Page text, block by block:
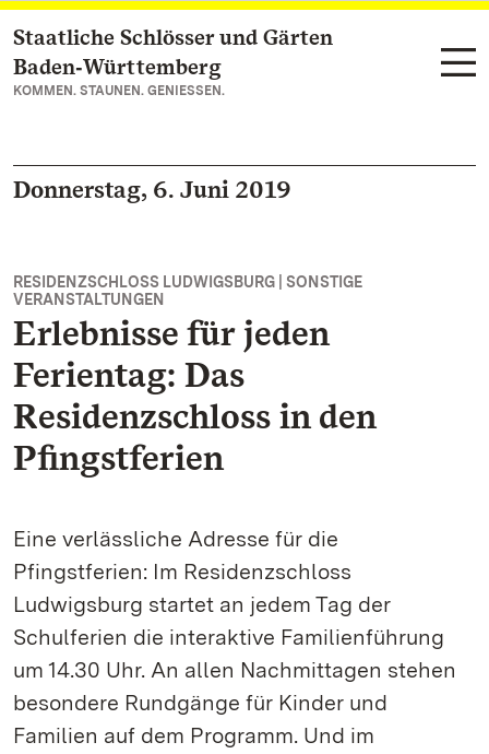
Zum Hauptinhalt springen
Staatliche Schlösser und Gärten
Baden‑Württemberg
KOMMEN. STAUNEN. GENIESSEN.
Donnerstag, 6. Juni 2019
RESIDENZSCHLOSS LUDWIGSBURG | SONSTIGE
VERANSTALTUNGEN
Erlebnisse für jeden
Ferientag: Das
Residenzschloss in den
Pfingstferien
Eine verlässliche Adresse für die
Pfingstferien: Im Residenzschloss
Ludwigsburg startet an jedem Tag der
Schulferien die interaktive Familienführung
um 14.30 Uhr. An allen Nachmittagen stehen
besondere Rundgänge für Kinder und
Familien auf dem Programm. Und im